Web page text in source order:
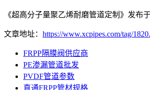
《超高分子量聚乙烯耐磨管道定制》发布
文章地址： https://www.xcpipes.com/tag/
FRPP隔膜阀供应商
PE渗漏管道批发
PVDF管道参数
直通FRPP管材规格